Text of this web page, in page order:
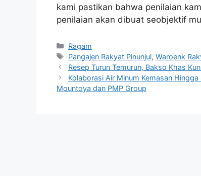
kami pastikan bahwa penilaian
penilaian akan dibuat seobjektif
Kategori
Ragam
Tag
Pangajen Rakyat Pinunjul,Waroenk
Resep Turun Temurun, Bakso Khas
Kolaborasi Air Minum Kemasan
Mountoya dan PMP Group